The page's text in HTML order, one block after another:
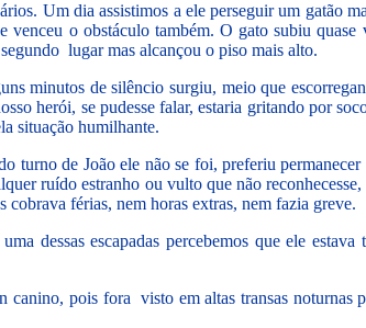
Um dia assistimos a ele perseguir um gatão
o obstáculo também. O gato subiu
lugar mas alcançou o piso mais alto.
minutos de silêncio surgiu, meio que
herói, se pudesse falar, estaria gritando por
situação humilhante.
turno de João ele não se foi, preferiu
ruído estranho ou vulto que não
férias, nem horas extras, nem fazia greve.
dessas escapadas percebemos que ele
pois fora visto em altas transas noturnas